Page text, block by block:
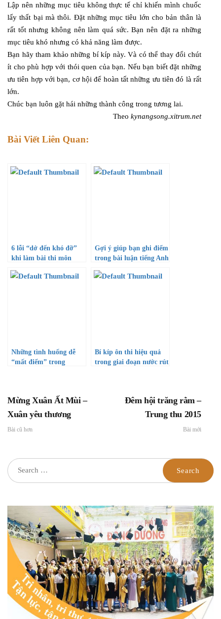
Lập nên những mục tiêu không thực tế chỉ khiến mình chuốc
lấy thất bại mà thôi. Đặt những mục tiêu lớn cho bản thân là
rất tốt nhưng không nên làm quá sức. Bạn nên đặt ra những
mục tiêu khó nhưng có khả năng làm được.
Bạn hãy tham khảo những bí kíp này. Và có thể thay đổi chút
ít cho phù hợp với thói quen của bạn. Nếu bạn biết đặt những
ưu tiên hợp với bạn, cơ hội để hoàn tất những ưu tiên đó là rất
lớn.
Chúc bạn luôn gặt hái những thành công trong tương lai.
Theo kynangsong.xitrum.net
Bài Viết Liên Quan:
6 lỗi “dở đến khó đỡ”
khi làm bài thi môn
Gợi ý giúp bạn ghi điểm
trong bài luận tiếng Anh
Những tình huống dễ
“mất điểm” trong
Bí kíp ôn thi hiệu quả
trong giai đoạn nước rút
Mừng Xuân Ất Mùi –
Xuân yêu thương
Bài cũ hơn
Đêm hội trăng rằm –
Trung thu 2015
Bài mới